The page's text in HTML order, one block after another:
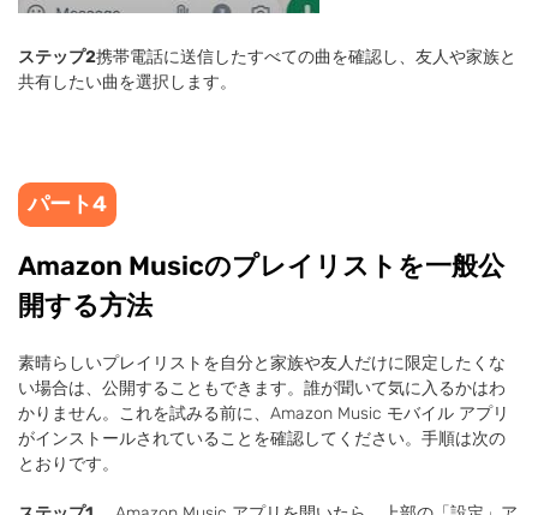
ステップ2携帯電話に送信したすべての曲を確認し、友人や家族と
共有したい曲を選択します。
パート4
Amazon Musicのプレイリストを一般公
開する方法
素晴らしいプレイリストを自分と家族や友人だけに限定したくな
い場合は、公開することもできます。誰が聞いて気に入るかはわ
かりません。これを試みる前に、Amazon Music モバイル アプリ
がインストールされていることを確認してください。手順は次の
とおりです。